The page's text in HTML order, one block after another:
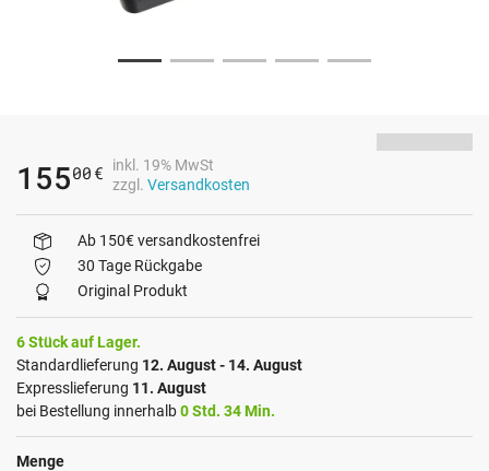
15500 €
inkl. 19% MwSt
zzgl. Versandkosten
Ab 150€ versandkostenfrei
30 Tage Rückgabe
Original Produkt
6 Stück auf Lager.
Standardlieferung 12. August - 14. August
Expresslieferung 11. August
bei Bestellung innerhalb0 Std. 34 Min.
Menge